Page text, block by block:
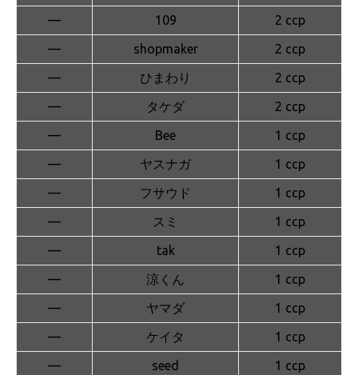
—
109
2 ccp
—
shopmaker
2 ccp
—
ひまわり
2 ccp
—
タケダ
2 ccp
—
Bee
1 ccp
—
ヤスナガ
1 ccp
—
フサウド
1 ccp
—
スミ
1 ccp
—
tak
1 ccp
—
涼くん
1 ccp
—
ヤマダ
1 ccp
—
ケイタ
1 ccp
—
seed
1 ccp